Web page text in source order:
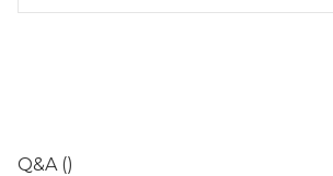
Q&A ()